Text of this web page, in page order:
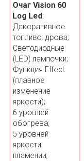
Очаг Vision 60
Log Led:
Декоративное
топливо: дрова;
Светодиодные
(LED) лампочки;
Функция Effect
(плавное
изменение
яркости);
6 уровней
обогрева;
5 уровней
яркости
пламении;